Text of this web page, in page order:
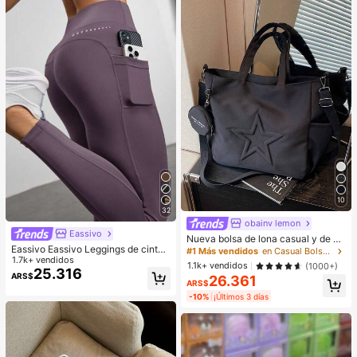
32
Eassivo
Eassivo Eassivo Leggings de cintur
a alta casuales y de fitness para mu
jer con bolsillos, pantalones de yog
a
1.7k+ vendidos
ARS$25.316
10
obainv lemon
Nueva bolsa de lona casual y de m
oda con patrón de estrella y múltipl
es bolsillos, incluida una monedero
#1 Más vendidos
en Casual Bolsos De Mano Para Mujer
1.1k+ vendidos
(1000+)
ARS$26.361
-10% ¡Últimos 3 días